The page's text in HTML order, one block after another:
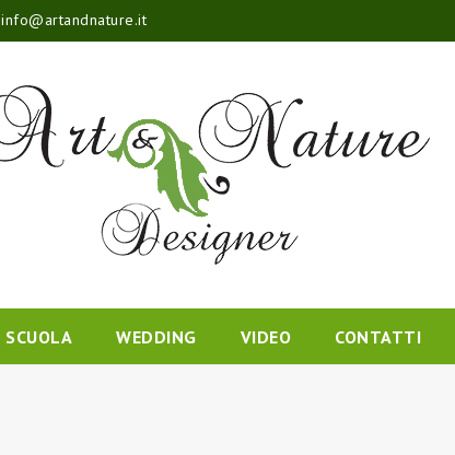
info@artandnature.it
SCUOLA WEDDING VIDEO CONTATTI